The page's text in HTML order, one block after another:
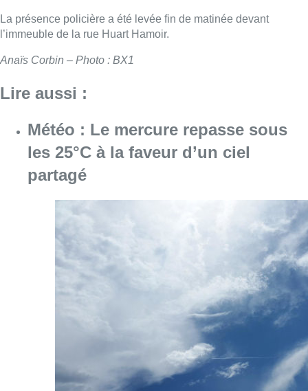
06 août 2026 Consulter l'article "Météo : Le mercure
Centre Fedasil à Uccle : l’audience
reportée au 12 août après de
nouvelles conclusions